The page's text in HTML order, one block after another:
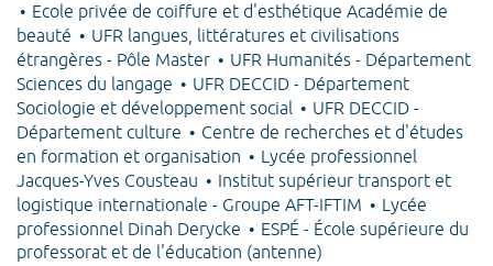
Ecole privée de coiffure et d'esthétique Académie de
beauté
UFR langues, littératures et civilisations
étrangères - Pôle Master
UFR Humanités - Département
Sciences du langage
UFR DECCID - Département
Sociologie et développement social
UFR DECCID -
Département culture
Centre de recherches et d'études
en formation et organisation
Lycée professionnel
Jacques-Yves Cousteau
Institut supérieur transport et
logistique internationale - Groupe AFT-IFTIM
Lycée
professionnel Dinah Derycke
ESPÉ - École supérieure du
professorat et de l'éducation (antenne)